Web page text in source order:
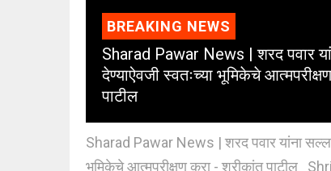
BREAKING NEWS
Sharad Pawar News | शरद पवार
देण्याऐवजी स्वतःच्या भूमिकेचे
पाटील
Sharad Pawar News | शरद पवार यांना सल्ला
भूमिकेचे आत्मपरीक्षण करा - श्रीकांत पाटील